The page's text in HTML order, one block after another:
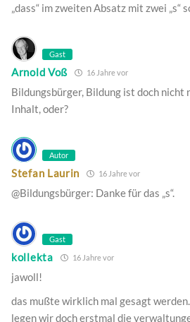
„dass“ im zweiten Absatz mit zwei „s“
Gast
Arnold Voß 16 Jahre vor
Bildungsbürger, Bildung ist doch nicht
Inhalt, oder?
Autor
Stefan Laurin 16 Jahre vor
@Bildungsbürger: Danke für das „s“.
Gast
kollekta 16 Jahre vor
jawoll!
das mußte wirklich mal gesagt werden.
legen wir doch erstmal die